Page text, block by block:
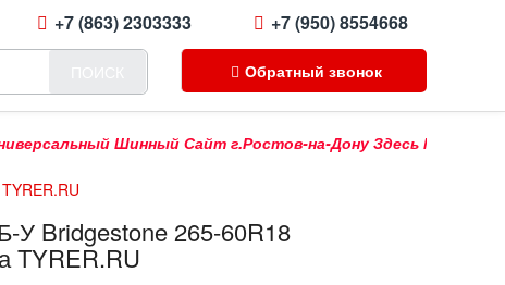
+7 (863) 2303333 +7 (950) 8554668
Обратный звонок
Шинный Сайт г.Ростов-на-Дону Здесь Можно
У Bridgestone 265-60R18
TYRER.RU